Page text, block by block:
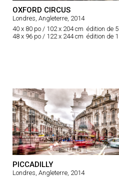
OXFORD CIRCUS
Londres, Angleterre, 2014
40 x 80 po / 102 x 204 cm édition de 5
48 x 96 po / 122 x 244 cm édition de 1
PICCADILLY
Londres, Angleterre, 2014